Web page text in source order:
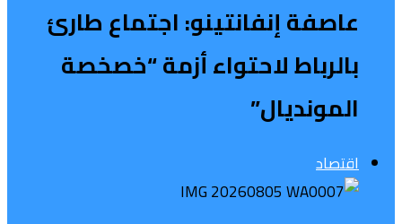
عاصفة إنفانتينو: اجتماع طارئ
بالرباط لاحتواء أزمة “خصخصة
المونديال”
اقتصاد